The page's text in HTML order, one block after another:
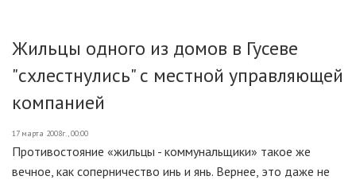
Жильцы одного из домов в Гусеве
"схлестнулись" с местной управляющей
компанией
17 марта 2008г., 00:00
Противостояние «жильцы - коммунальщики» такое же
вечное, как соперничество инь и янь. Вернее, это даже не